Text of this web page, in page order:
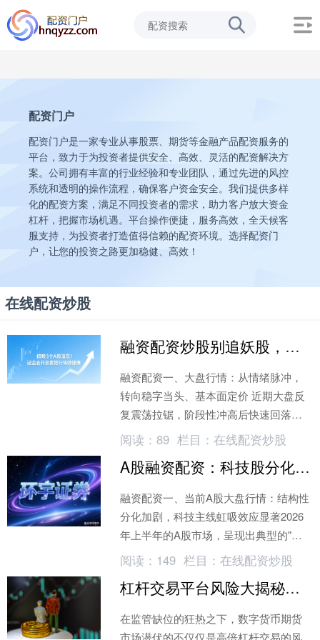
配资门户
配资门户是一家专业从事股票、期货等金融产品配资服务的
平台，致力于为投资者提供安全、高效、灵活的配资解决方
案。公司拥有丰富的行业经验和专业团队，通过先进的风控
系统和透明的操作流程，确保客户资金安全。我们提供多样
化的配资方案，满足不同投资者的需求，助力客户放大资金
杠杆，把握市场机遇。平台操作便捷，服务高效，全天候客
服支持，为投资者打造值得信赖的配资环境。选择配资门
户，让您的投资之路更加稳健、高效！
在线配资炒股
融资配资炒股别追妖股，大盘正回归基本面，散户如何稳着来
融资配资一、大盘行情：从情绪脉冲，
转向稳字当头、基本面定价 近期大盘反
复震荡拉锯，阶段性冲高后快速回落、
单日涨跌剧烈切换，本质是过去一段时
间短线游资扎堆炒概念、炒小道消息带
来的情绪波动
阅读：89 栏目：在线配资炒股
A股融资配资：科技股分化加剧，如何借力资金放大收益？
融资配资一、当前A股大盘行情：结构性
分化加剧，科技主线虹吸效应显著2026
年上半年的A股市场，呈现出典型的"科
技独舞"格局。科创50指数、创业板指迭
创新高
阅读： 149 栏目：在线配资炒股
杠杆交易平台风险大揭秘：比特币新高背后的隐秘陷阱
在监管缺位的狂热之下，数字货币期货
市场潜伏的不仅仅是高倍杠杆交易的风